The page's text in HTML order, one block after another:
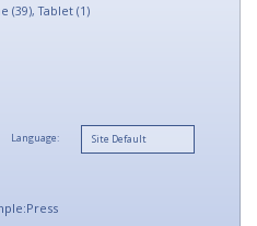
(39), Tablet (1)
Language: